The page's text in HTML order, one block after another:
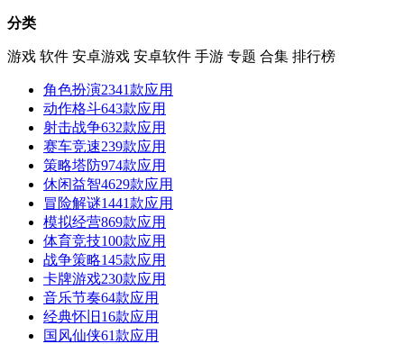
分类
游戏 软件 安卓游戏 安卓软件 手游 专题 合集 排行榜
角色扮演2341款应用
动作格斗643款应用
射击战争632款应用
赛车竞速239款应用
策略塔防974款应用
休闲益智4629款应用
冒险解谜1441款应用
模拟经营869款应用
体育竞技100款应用
战争策略145款应用
卡牌游戏230款应用
音乐节奏64款应用
经典怀旧 16款应用
国风仙侠61款应用